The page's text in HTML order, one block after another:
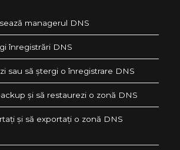
managerul DNS
înregistrări DNS
sau să ștergi o înregistrare DNS
și să restaurezi o zonă DNS
și să exportați o zonă DNS